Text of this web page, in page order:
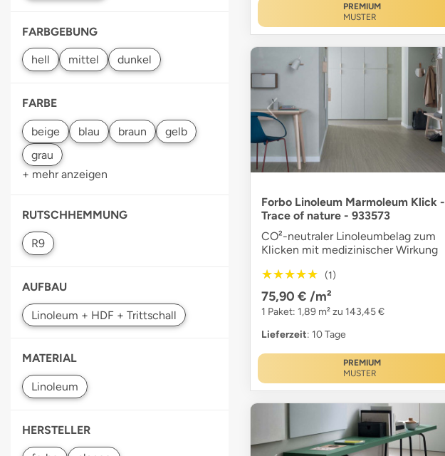
FARBGEBUNG
FARBE
grau
+ mehr anzeigen
RUTSCHHEMMUNG
AUFBAU
MATERIAL
HERSTELLER
PREMIUM
MUSTER
Forbo Linoleum Marmoleum Klick -
Trace of nature - 933573
CO²-neutraler Linoleumbelag zum
Klicken mit medizinischer Wirkung
★★★★★
★★★★★ (1)
75,90 € /m²
1 Paket: 1,89 m² zu 143,45 €
Lieferzeit: 10 Tage
PREMIUM
MUSTER